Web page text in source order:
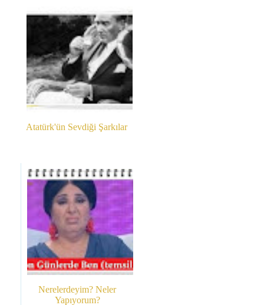
Atatürk'ün Sevdiği Şarkılar
Nerelerdeyim? Neler
Yapıyorum?